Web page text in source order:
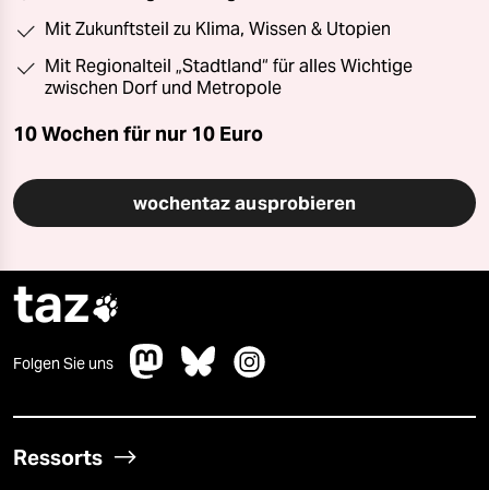
Mit Zukunftsteil zu Klima, Wissen & Utopien
Mit Regionalteil „Stadtland“ für alles Wichtige
zwischen Dorf und Metropole
10 Wochen für nur 10 Euro
wochentaz ausprobieren
taz
Folgen Sie uns
Ressorts